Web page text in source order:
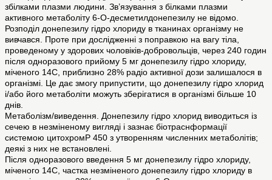
збілками плазми людини. Зв’язування з білками плазми
активного метаболіту 6-О-десметилдонепезилу не відомо.
Розподіл донепезилу гідро хлориду в тканинах організму не
вивчався. Проте при дослідженні з поправкою на вагу тіла,
проведеному у здорових чоловіків-добровольців, через 240 годин
після одноразового прийому 5 мг донепезилу гідро хлориду,
міченого 14С, приблизно 28% радіо активної дози залишалося в
організмі. Це дає змогу припустити, що донепезилу гідро хлорид
і/або його метаболіти можуть зберігатися в організмі більше 10
днів.
Метаболізм/виведення. Донепезилу гідро хлорид виводиться із
сечею в незміненому вигляді і зазнає біотраснформації
системою цитохромР 450 з утворенням численних метаболітів;
деякі з них не встановлені.
Після одноразового введення 5 мг донепезилу гідро хлориду,
міченого 14С, частка незміненого донепезилу гідро хлориду в